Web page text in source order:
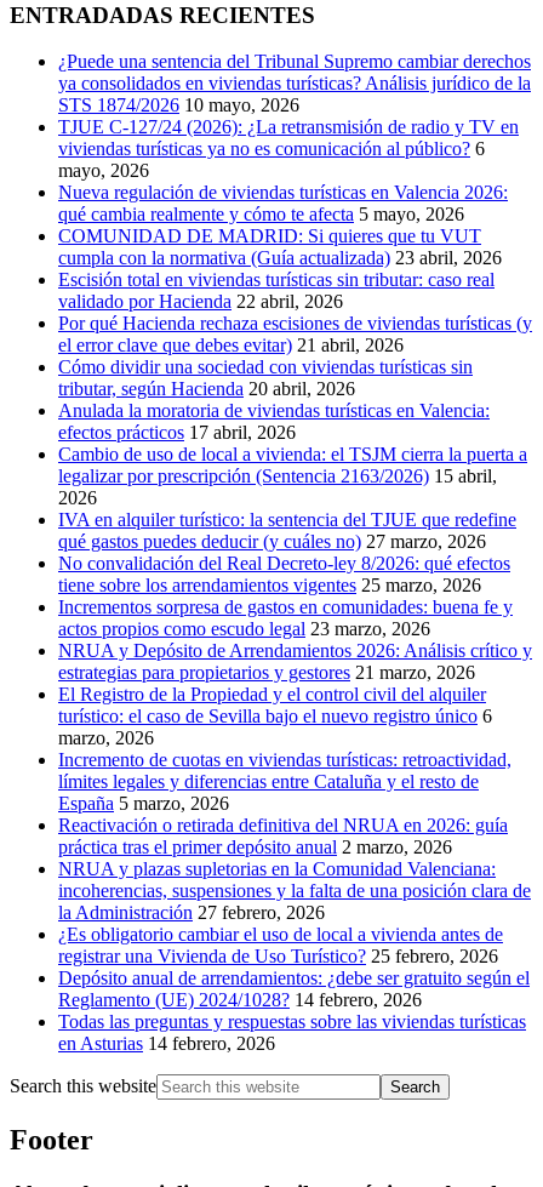
ENTRADADAS RECIENTES
¿Puede una sentencia del Tribunal Supremo cambiar derechos
ya consolidados en viviendas turísticas? Análisis jurídico de la
STS 1874/2026 10 mayo, 2026
TJUE C-127/24 (2026): ¿La retransmisión de radio y TV en
viviendas turísticas ya no es comunicación al público? 6
mayo, 2026
Nueva regulación de viviendas turísticas en Valencia 2026:
qué cambia realmente y cómo te afecta 5 mayo, 2026
COMUNIDAD DE MADRID: Si quieres que tu VUT
cumpla con la normativa (Guía actualizada) 23 abril, 2026
Escisión total en viviendas turísticas sin tributar: caso real
validado por Hacienda 22 abril, 2026
Por qué Hacienda rechaza escisiones de viviendas turísticas (y
el error clave que debes evitar) 21 abril, 2026
Cómo dividir una sociedad con viviendas turísticas sin
tributar, según Hacienda 20 abril, 2026
Anulada la moratoria de viviendas turísticas en Valencia:
efectos prácticos 17 abril, 2026
Cambio de uso de local a vivienda: el TSJM cierra la puerta a
legalizar por prescripción (Sentencia 2163/2026) 15 abril,
2026
IVA en alquiler turístico: la sentencia del TJUE que redefine
qué gastos puedes deducir (y cuáles no) 27 marzo, 2026
No convalidación del Real Decreto-ley 8/2026: qué efectos
tiene sobre los arrendamientos vigentes 25 marzo, 2026
Incrementos sorpresa de gastos en comunidades: buena fe y
actos propios como escudo legal 23 marzo, 2026
NRUA y Depósito de Arrendamientos 2026: Análisis crítico y
estrategias para propietarios y gestores 21 marzo, 2026
El Registro de la Propiedad y el control civil del alquiler
turístico: el caso de Sevilla bajo el nuevo registro único 6
marzo, 2026
Incremento de cuotas en viviendas turísticas: retroactividad,
límites legales y diferencias entre Cataluña y el resto de
España 5 marzo, 2026
Reactivación o retirada definitiva del NRUA en 2026: guía
práctica tras el primer depósito anual 2 marzo, 2026
NRUA y plazas supletorias en la Comunidad Valenciana:
incoherencias, suspensiones y la falta de una posición clara de
la Administración 27 febrero, 2026
¿Es obligatorio cambiar el uso de local a vivienda antes de
registrar una Vivienda de Uso Turístico? 25 febrero, 2026
Depósito anual de arrendamientos: ¿debe ser gratuito según el
Reglamento (UE) 2024/1028? 14 febrero, 2026
Todas las preguntas y respuestas sobre las viviendas turísticas
en Asturias 14 febrero, 2026
Search this website
Footer